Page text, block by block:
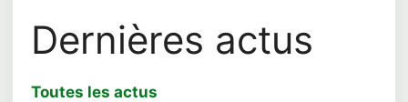
Dernières actus
Toutes les actus